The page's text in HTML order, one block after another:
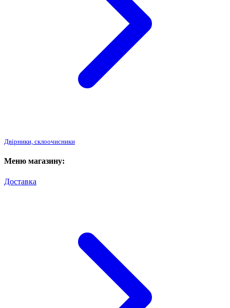
Двірники, склоочисники
Меню магазину:
Доставка